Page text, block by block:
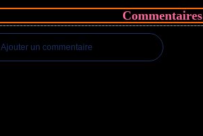
Commentaires
Ajouter un commentaire